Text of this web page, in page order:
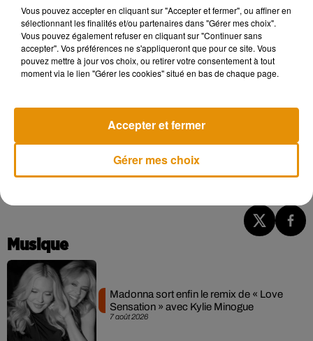
aussi pour les ramifications, que plusieurs activités
cohabitent et que ça soit cohérent »,explique Baptiste
Calandre.
Les rencontres permises par le lieu, sont également une
Peuplierdevrait ouvrir ses portes en avril
2022.
Musique
7 août 2026
Madonna sort enfin le remix de « Love
Sensation » avec Kylie Minogue
Vous pouvez accepter en cliquant sur "Accepter et fermer", ou affiner en
sélectionnant les finalités et/ou partenaires dans "Gérer mes choix".
Vous pouvez également refuser en cliquant sur "Continuer sans
accepter". Vos préférences ne s'appliqueront que pour ce site. Vous
pouvez mettre à jour vos choix, ou retirer votre consentement à tout
moment via le lien "Gérer les cookies" situé en bas de chaque page.
Gérer mes choix
Accepter et fermer